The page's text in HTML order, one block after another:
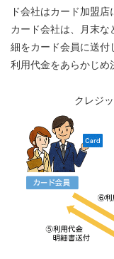
ド会社はカード加盟店
カード会社は、月末な
細をカード会員に送付
利用代金をあらかじめ
クレジ